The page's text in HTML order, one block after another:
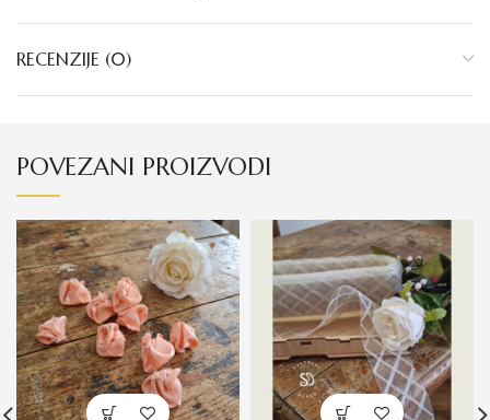
RECENZIJE (0)
POVEZANI PROIZVODI